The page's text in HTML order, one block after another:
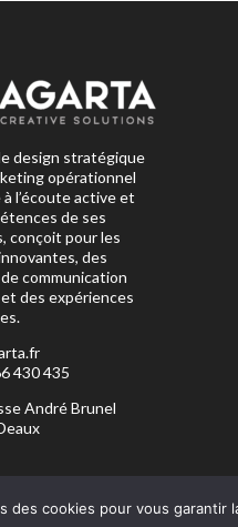
design stratégique
opérationnel
à l’écoute active et
de ses
conçoit pour les
des
communication
des expériences
430 435
André Brunel
des cookies pour vous